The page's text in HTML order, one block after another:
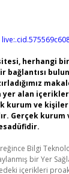
herhangi
bağlantısı
yer alan
kurum ve kişiler
Gerçek
Bilgi
bir Yer
içerikleri